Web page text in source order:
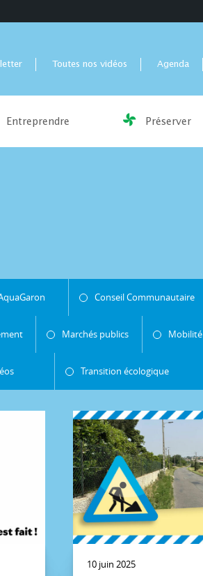
Toutes nos vidéos Agenda
Entreprendre Préserver
Conseil Communautaire
Marchés publics Mobilité
Transition écologique
10 juin 2025